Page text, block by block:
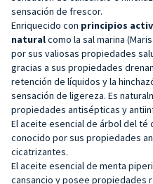
sensación de frescor.
Enriquecido con principios
naturalcomo la sal marina
por sus valiosas propiedades
gracias a sus propiedades
retención de líquidos y la
sensación de ligereza. Es
propiedades antisépticas y
El aceite esencial de árbol del té
conocido por sus propiedades
cicatrizantes.
El aceite esencial de menta
cansancio y posee propiedades